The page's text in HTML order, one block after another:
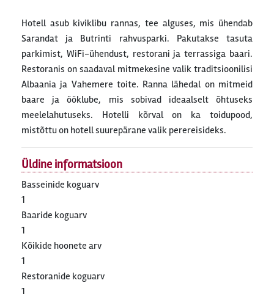
Hotell asub kiviklibu rannas, tee alguses, mis ühendab
Sarandat ja Butrinti rahvusparki. Pakutakse tasuta
parkimist, WiFi-ühendust, restorani ja terrassiga baari.
Restoranis on saadaval mitmekesine valik traditsioonilisi
Albaania ja Vahemere toite. Ranna lähedal on mitmeid
baare ja ööklube, mis sobivad ideaalselt õhtuseks
meelelahutuseks. Hotelli kõrval on ka toidupood,
mistõttu on hotell suurepärane valik perereisideks.
Üldine informatsioon
Basseinide koguarv
1
Baaride koguarv
1
Kõikide hoonete arv
1
Restoranide koguarv
1